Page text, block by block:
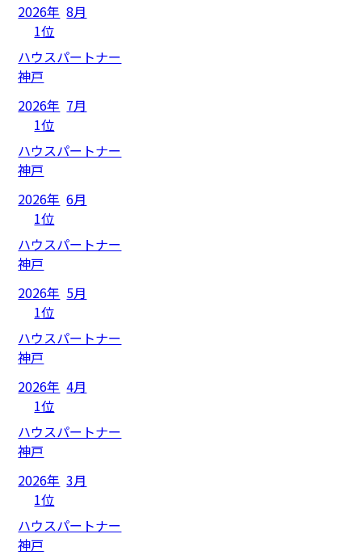
2026年 8月
1位
ハウスパートナー
神戸
2026年 7月
1位
ハウスパートナー
神戸
2026年 6月
1位
ハウスパートナー
神戸
2026年 5月
1位
ハウスパートナー
神戸
2026年 4月
1位
ハウスパートナー
神戸
2026年 3月
1位
ハウスパートナー
神戸